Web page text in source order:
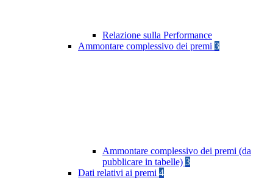
Relazione sulla Performance
Ammontare complessivo dei premi 3
Ammontare complessivo dei premi (da
pubblicare in tabelle) 3
Dati relativi ai premi 4